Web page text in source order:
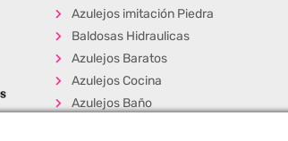
Azulejos imitación Piedra
Baldosas Hidraulicas
Azulejos Baratos
Azulejos Cocina
Azulejos Baño